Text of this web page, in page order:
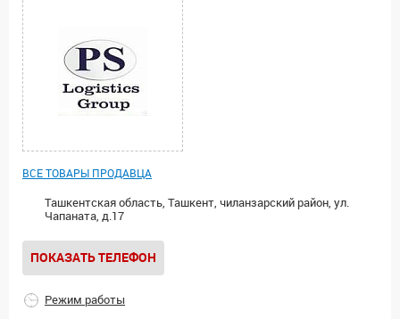
ВСЕ ТОВАРЫ ПРОДАВЦА
Ташкентская область, Ташкент, чиланзарский район, ул.
Чапаната, д.17
ПОКАЗАТЬ ТЕЛЕФОН
Режим работы